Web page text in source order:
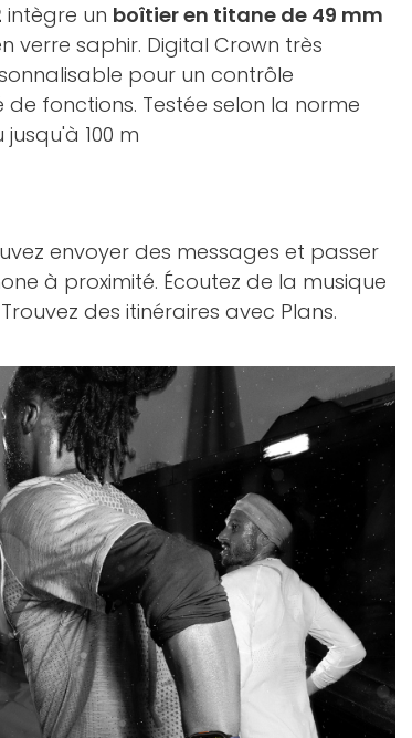
intègre un boîtier en titane de 49 mm
verre saphir. Digital Crown très
pour un contrôle
fonctions. Testée selon la norme
jusqu'à 100 m
envoyer des messages et passer
à proximité. Écoutez de la musique
des itinéraires avec Plans.